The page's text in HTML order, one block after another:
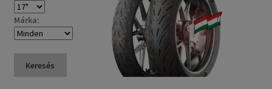
Márka:
Keresés